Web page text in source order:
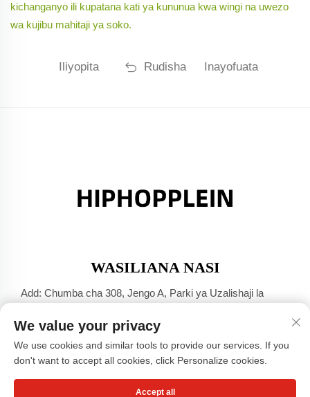
kichanganyo ili kupatana kati ya kununua kwa wingi na uwezo
wa kujibu mahitaji ya soko.
Iliyopita Rudisha Inayofuata
WASILIANA NASI
Add: Chumba cha 308, Jengo A, Parki ya Uzalishaji la
Simu:+86-17304049586
Barua Pepe:[email protected]
We value your privacy
We use cookies and similar tools to provide our services. If you
don't want to accept all cookies, click Personalize cookies.
Accept all